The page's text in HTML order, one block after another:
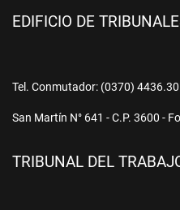
EDIFICIO DE
Tel. Conmutador: (0370)
San Martín N° 641 - C.P. 3600 -
TRIBUNAL DEL